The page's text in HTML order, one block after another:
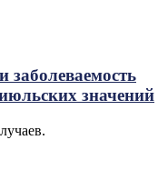
заболеваемость
значений